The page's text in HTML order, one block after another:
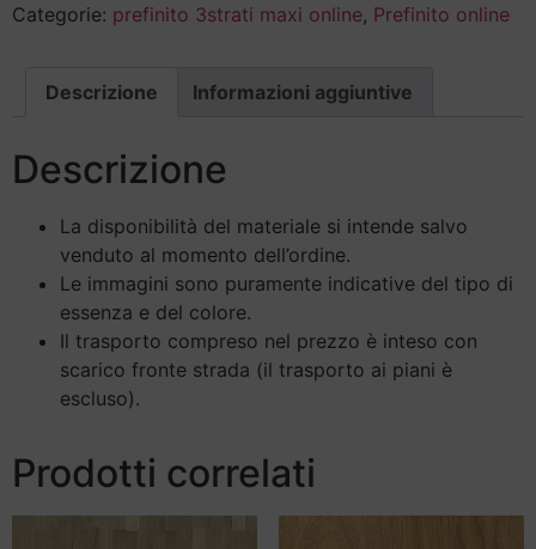
Categorie: prefinito 3strati maxi online, Prefinito online
Descrizione Informazioni aggiuntive
Descrizione
La disponibilità del materiale si intende salvo
venduto al momento dell’ordine.
Le immagini sono puramente indicative del tipo di
essenza e del colore.
Il trasporto compreso nel prezzo è inteso con
scarico fronte strada (il trasporto ai piani è
escluso).
Prodotti correlati